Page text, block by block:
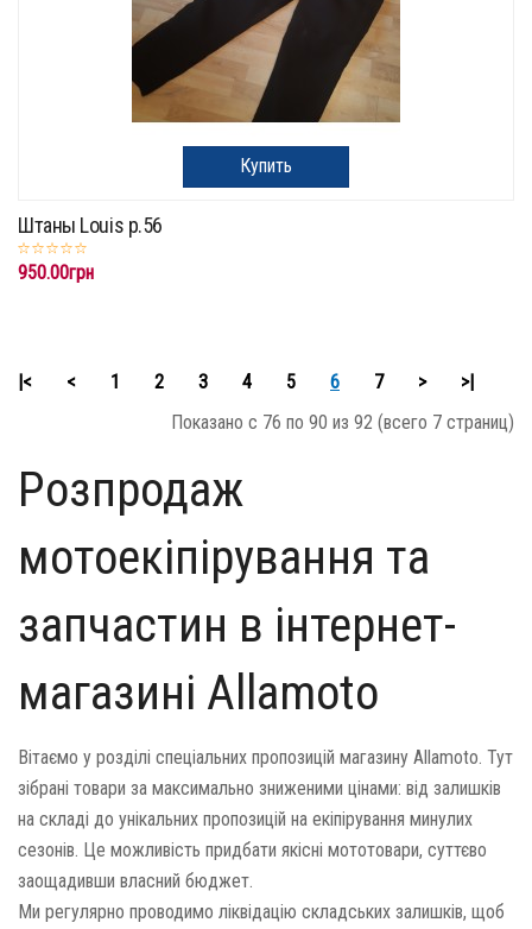
Купить
Штаны Louis p.56
950.00грн
|< < 1 2 3 4 5 6 7 >
>|
Показано с 76 по 90 из 92 (всего 7 страниц)
Розпродаж
мотоекіпірування та
запчастин в інтернет-
магазині Allamoto
Вітаємо у розділі спеціальних пропозицій магазину Allamoto. Тут
зібрані товари за максимально зниженими цінами: від залишків
на складі до унікальних пропозицій на екіпірування минулих
сезонів. Це можливість придбати якісні мототовари, суттєво
заощадивши власний бюджет.
Ми регулярно проводимо ліквідацію складських залишків, щоб